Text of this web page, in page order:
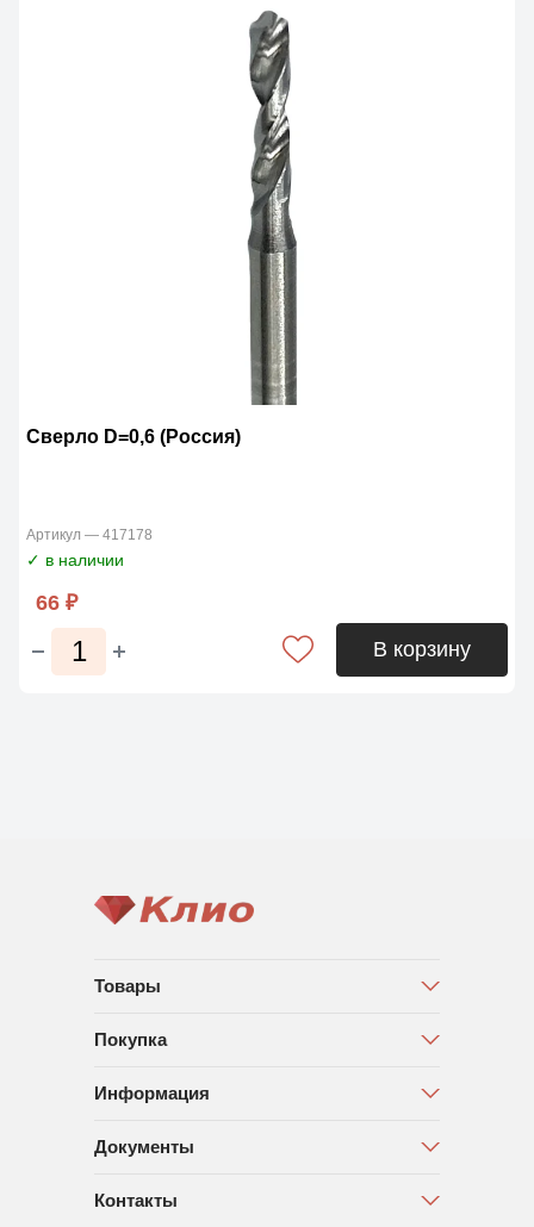
Сверло D=0,6 (Россия)
Артикул — 417178
✓ в наличии
66 ₽
В корзину
Товары
Покупка
Информация
Документы
Контакты